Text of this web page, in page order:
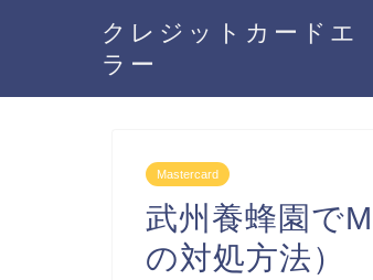
クレジットカードエ
ラー
Mastercard
武州養蜂園で
の対処方法）